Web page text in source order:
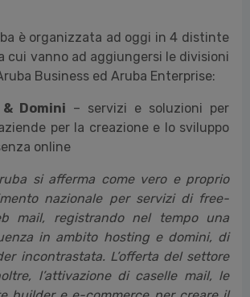
è organizzata ad oggi in 4 distinte
cui vanno ad aggiungersi le divisioni
Business ed Aruba Enterprise:
Domini – servizi e soluzioni per
per la creazione e lo sviluppo
online
si afferma come vero e proprio
nazionale per servizi di free-
mail, registrando nel tempo una
in ambito hosting e domini, di
incontrastata. L’offerta del settore
l’attivazione di caselle mail, le